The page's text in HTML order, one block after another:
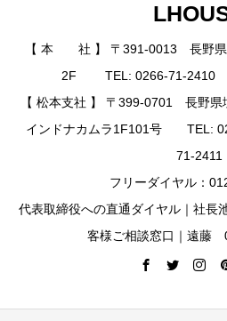
【 本 社 】 〒391-0013 長野県
2F TEL: 0266-71-2410
【 松本支社 】 〒399-0701 長野県
インドナカムラ1F101号 TEL:
71-2411
フリーダイヤル：
代表取締役への直通ダイヤル｜
客様ご相談窓口｜遠藤